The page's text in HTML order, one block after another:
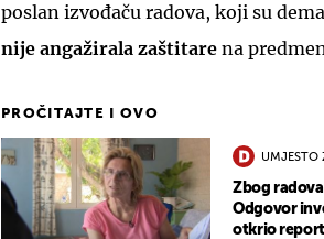
poslan izvođaču radova, koji su
nije angažirala zaštitare na
PROČITAJTE I OVO
UMJESTO
Zbog
Odgovor
otkrio